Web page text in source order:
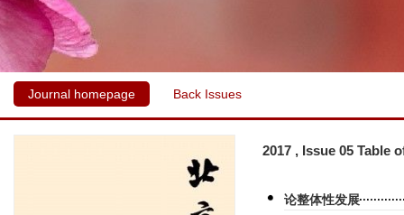
Journal homepage Back Issues
2017 , Issue 05 Table
论整体性发展